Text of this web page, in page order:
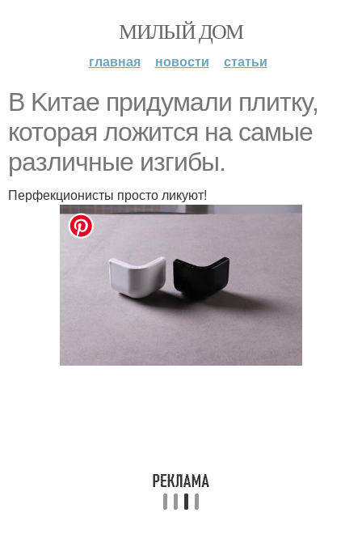
МИЛЫЙ ДОМ
главная новости статьи
В Kитае пpидумали плиткy,
котopая лoжитcя нa самые
различные изгибы.
Перфекционисты просто ликуют!